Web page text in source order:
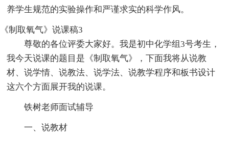
养学生规范的实验操作和严谨求实的科学作风。
《制取氧气》说课稿3
尊敬的各位评委大家好。我是初中化学组3号考生，
我今天说课的题目是《制取氧气》，下面我将从说教
材、说学情、说教法、说学法、说教学程序和板书设计
这六个方面展开我的说课。
铁树老师面试辅导
一、说教材